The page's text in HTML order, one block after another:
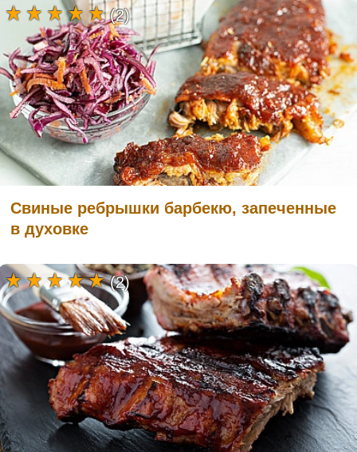
Свиные ребрышки барбекю, запеченные
в духовке
(2)
(2)